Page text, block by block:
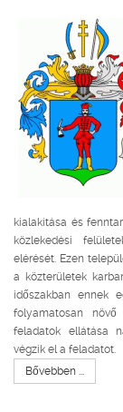
kialakítása és
közlekedési
elérését. Ezen
a közterületek
időszakban ennek
folyamatosan
feladatok ellátása
végzik el a feladatot.
Bővebben ...